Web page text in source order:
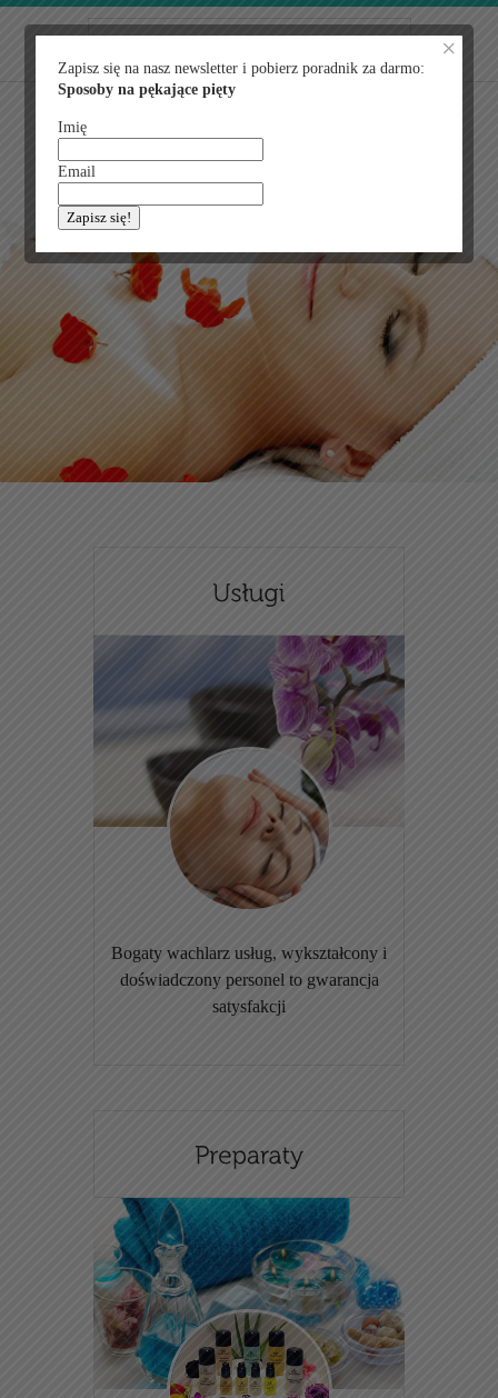
Bogaty wachlarz usług, wykształcony i
doświadczony personel to gwarancja
satysfakcji
×
Zapisz się na nasz newsletter i pobierz poradnik za darmo:
Sposoby na pękające pięty
Imię
Email